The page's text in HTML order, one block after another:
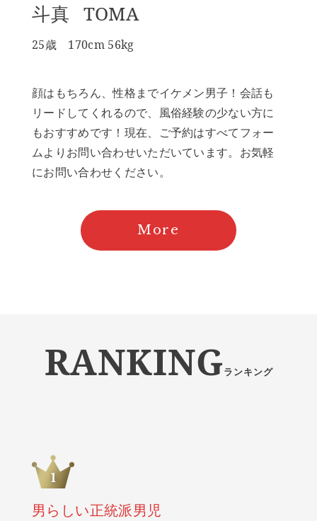
斗真 TOMA
25歳 170cm 56kg
顔はもちろん、性格までイケメン男子！会話も
リードしてくれるので、風俗経験の少ない方に
もおすすめです！現在、ご予約はすべてフォー
ムよりお問い合わせいただいています。お気軽
にお問い合わせください。
More
RANKINGランキング
男らしい正統派男児